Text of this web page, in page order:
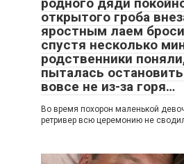
родного дяди
открытого гроба
яростным лаем
спустя несколько
родственники
пыталась
вовсе не из-за горя…
Во время похорон маленькой
ретривер всю церемонию не